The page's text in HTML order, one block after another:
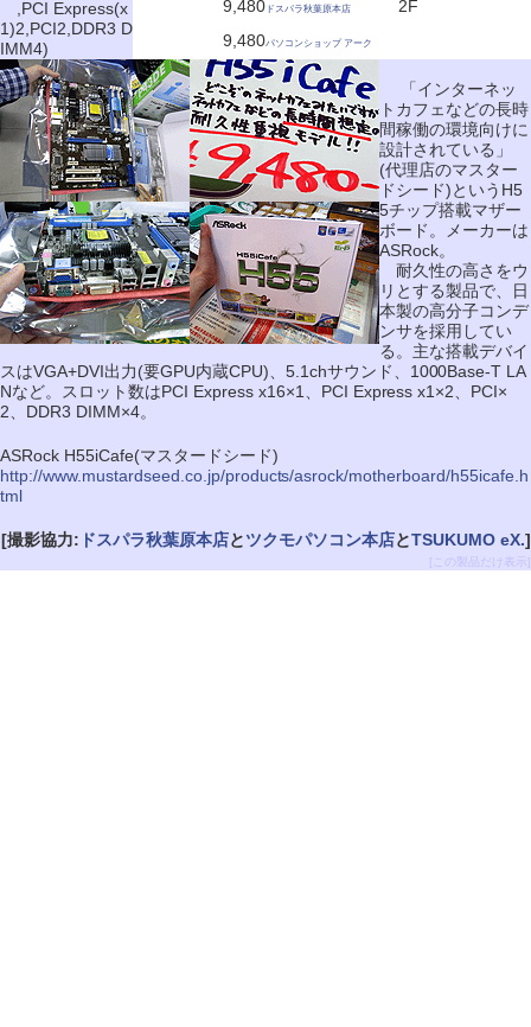
,PCI Express(x
1)2,PCI2,DDR3 D
IMM4)
9,480 ドスパラ秋葉原本店
2F
9,480パソコンショップ アーク
「インターネッ
トカフェなどの長時
間稼働の環境向けに
設計されている」
(代理店のマスター
ドシード)というH5
5チップ搭載マザー
ボード。メーカーは
ASRock。
耐久性の高さをウ
リとする製品で、日
本製の高分子コンデ
ンサを採用してい
る。主な搭載デバイ
スはVGA+DVI出力(要GPU内蔵CPU)、5.1chサウンド、1000Base-T LA
Nなど。スロット数はPCI Express x16×1、PCI Express x1×2、PCI×
2、DDR3 DIMM×4。
ASRock H55iCafe(マスタードシード)
http://www.mustardseed.co.jp/products/asrock/motherboard/h55icafe.h
tml
[撮影協力: ドスパラ秋葉原本店とツクモパソコン本店とTSUKUMO eX.]
[この製品だけ表示]